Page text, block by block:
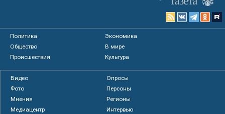
Политика
Экономика
Общество
В мире
Происшествия
Культура
Видео
Опросы
Фото
Персоны
Мнения
Регионы
Медиацентр
Интервью